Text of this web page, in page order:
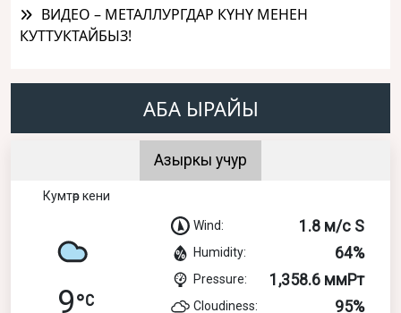
ВИДЕО – МЕТАЛЛУРГДАР КҮНҮ МЕНЕН
КУТТУКТАЙБЫЗ!
АБА ЫРАЙЫ
Азыркы учур
Кумтөр кени
9
Wind: 1.8 м/с S
Humidity: 64%
Pressure: 1,358.6 ммРт
Cloudiness: 95%